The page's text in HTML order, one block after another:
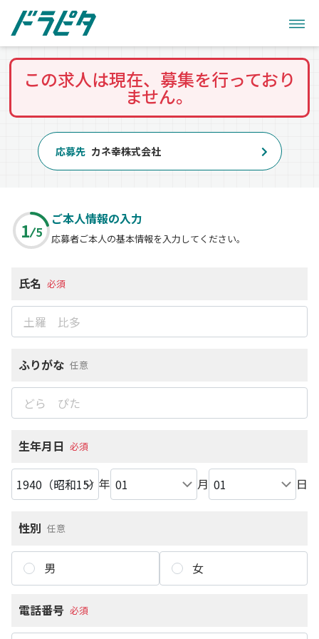
この求人は現在、募集を行っており
ません。
応募先 カネ幸株式会社
1 5
ご本人情報の入力
応募者ご本人の基本情報を入力してください。
氏名 必須
ふりがな 任意
生年月日 必須
年 月 日
性別 任意
男 女
電話番号 必須